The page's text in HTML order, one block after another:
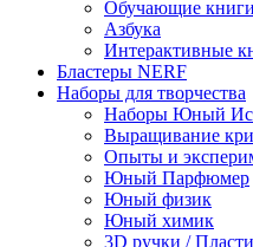
Обучающие книги
Азбука
Интерактивные
Бластеры NERF
Наборы для творчества
Наборы Юный
Выращивание
Опыты и
Юный Парфюмер
Юный физик
Юный химик
3D ручки /